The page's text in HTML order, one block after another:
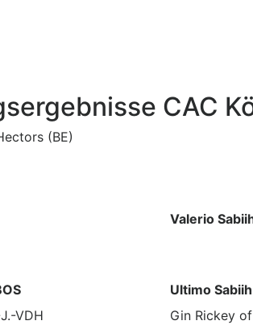
CAC
(BE)
Valerio
Ultimo
VDH
Gin Rickey